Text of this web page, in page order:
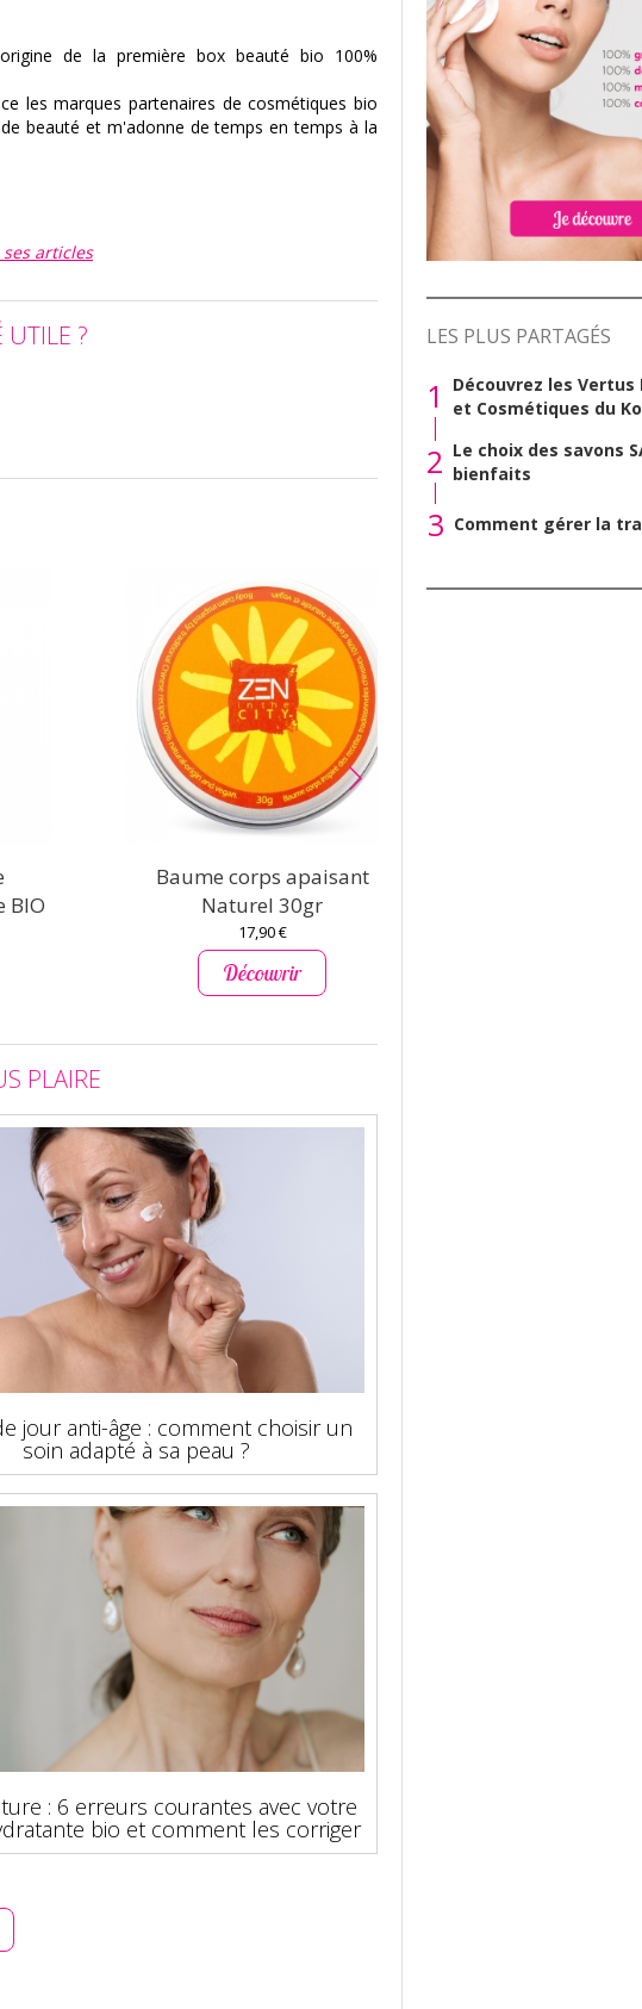
de la première box beauté bio 100%
les marques partenaires de cosmétiques bio
beauté et m'adonne de temps en temps à la
articles
UTILE ?
BIO
Baume corps apaisant
Naturel 30gr
17,90 €
Découvrir
PLAIRE
jour anti-âge : comment choisir un
soin adapté à sa peau ?
: 6 erreurs courantes avec votre
bio et comment les corriger
LES PLUS PARTAGÉS
1
Découvrez les Vertus
et Cosmétiques du
2 Le choix des savons
bienfaits
3 Comment gérer la